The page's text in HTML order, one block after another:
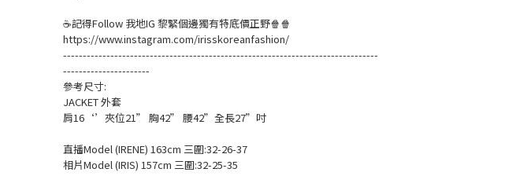
☕記得Follow 我地IG 黎緊個邊獨有特底價正野🍿🍿
https://www.instagram.com/irisskoreanfashion/
--------------------------------------------------------------------------------
----------------------
參考尺寸:
JACKET 外套
肩16‘’夾位21” 胸42” 腰42”全長27”吋
直播Model (IRENE) 163cm 三圍:32-26-37
相片Model (IRIS) 157cm 三圍:32-25-35